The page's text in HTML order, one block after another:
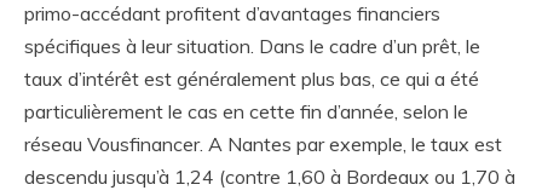
primo-accédant profitent d’avantages financiers
spécifiques à leur situation. Dans le cadre d’un prêt, le
taux d’intérêt est généralement plus bas, ce qui a été
particulièrement le cas en cette fin d’année, selon le
réseau Vousfinancer. A Nantes par exemple, le taux est
descendu jusqu’à 1,24 (contre 1,60 à Bordeaux ou 1,70 à